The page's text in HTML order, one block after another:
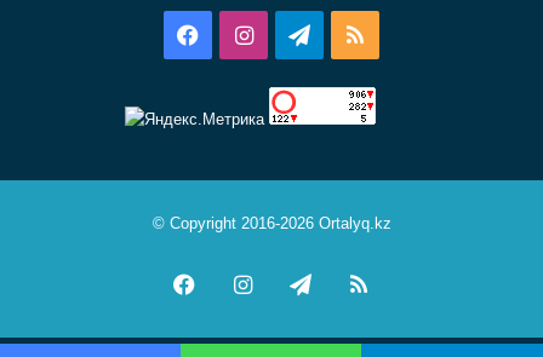
FacebookInstagramTelegram
© Copyright 2016-2026 Ortalyq.kz
FacebookInstagramTelegram